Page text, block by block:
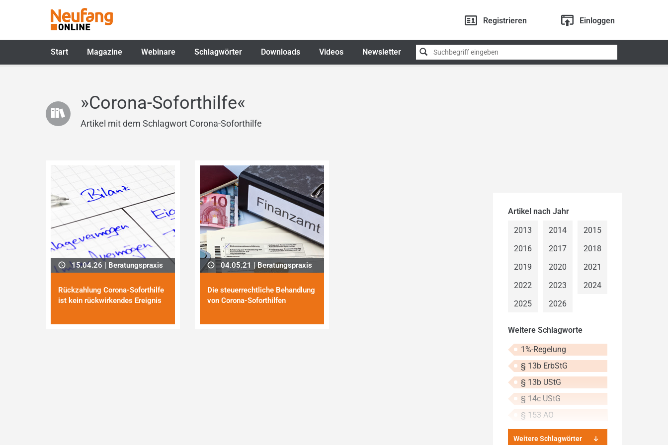
Registrieren Einloggen
Start Magazine Webinare Schlagwörter Downloads Videos Newsletter S
»Corona-Soforthilfe«
Artikel mit dem Schlagwort Corona-Soforthilfe
15.04.26 | Beratungspraxis
Rückzahlung Corona-Soforthilfe
ist kein rückwirkendes Ereignis
04.05.21 | Beratungspraxis
Die steuerrechtliche Behandlung
von Corona-Soforthilfen
Artikel nach Jahr
2013
2014
2015
2016
2017
2018
2019
2020
2021
2022
2023
2024
2025
2026
Weitere Schlagworte
1%-Regelung
§ 13b ErbStG
§ 13b UStG
§ 14c UStG
§ 153 AO
Weitere Schlagwörter